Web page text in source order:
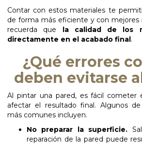
Contar con estos materiales te
de forma más eficiente y con mejores
recuerda que la calidad de los
directamente en el acabado final.
¿Qué errores
deben evitarse
Al pintar una pared, es fácil cometer
afectar el resultado final. Algunos
más comunes incluyen.
No preparar la superficie.
reparación de la pared puede